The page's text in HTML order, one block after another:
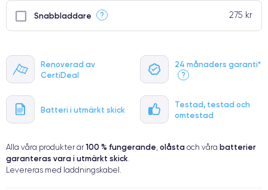
Renoverad av
CertiDeal
24 månaders garanti*
?
Batteri i utmärkt skick
Testad, testad och
omtestad
Snabbladdare ? 275 kr
Alla våra produkter är 100 % fungerande, olåsta och våra batterier
garanteras vara i utmärkt skick.
Levereras med laddningskabel.